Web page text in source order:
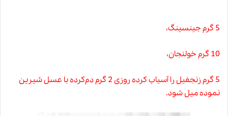
5 گرم جینسینگ،
10 گرم خولنجان،
5 گرم زنجفیل را آسیاب کرده روزی 2 گرم دم‌کرده با عسل شیرین
نموده میل شود.